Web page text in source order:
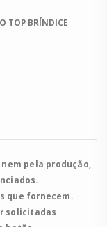
TOP BRÍNDICE
pela produção,
que fornecem.
solicitadas